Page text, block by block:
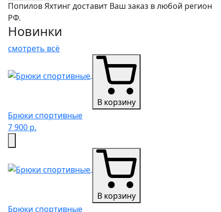
Попилов Яхтинг доставит Ваш заказ в любой регион
РФ.
Новинки
смотреть всё
В корзину
Брюки спортивные
7 900 р.
В корзину
Брюки спортивные